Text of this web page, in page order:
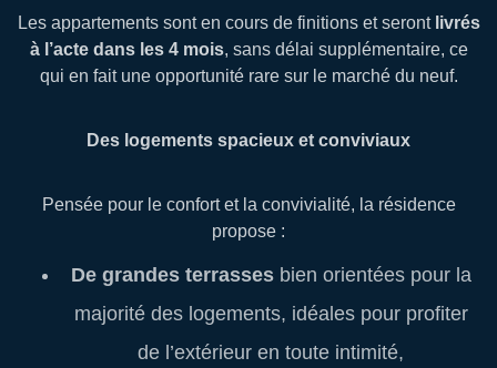
Les appartements sont en cours de finitions et seront livrés
à l’acte dans les 4 mois, sans délai supplémentaire, ce
qui en fait une opportunité rare sur le marché du neuf.
Des logements spacieux et conviviaux
Pensée pour le confort et la convivialité, la résidence
propose :
De grandes terrassesbien orientées pour la
majorité des logements, idéales pour profiter
de l’extérieur en toute intimité,